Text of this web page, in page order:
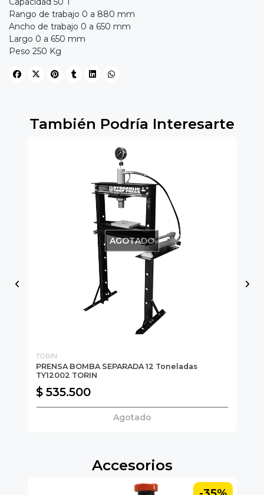
Rango de trabajo 0 a 880 mm
Ancho de trabajo 0 a 650 mm
Largo 0 a 650 mm
Peso 250 Kg
También Podría Interesarte
AGOTADO
TORIN
PRENSA BOMBA SEPARADA 12 Toneladas
TY12002 TORIN
$ 535.500
Agotado
Accesorios